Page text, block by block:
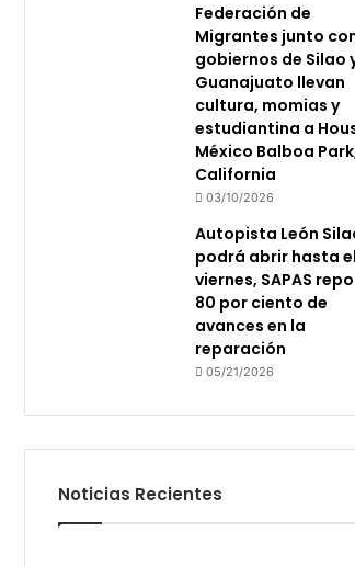
Federación de
Migrantes junto
gobiernos de Silao
Guanajuato llevan
cultura, momias y
estudiantina a
México Balboa
California
03/10/2026
Autopista León
podrá abrir hasta el
viernes, SAPAS
80 por ciento de
avances en la
reparación
05/21/2026
Noticias Recientes